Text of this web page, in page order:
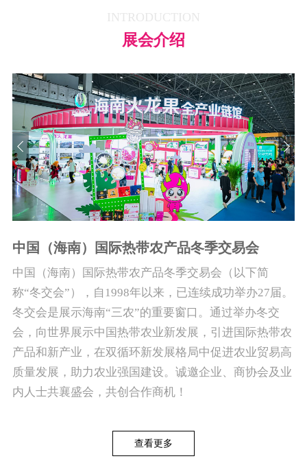
INTRODUCTION
展会介绍
中国（海南）国际热带农产品冬季交易会
中国（海南）国际热带农产品冬季交易会（以下简
称“冬交会”），自1998年以来，已连续成功举办27届。
冬交会是展示海南“三农”的重要窗口。通过举办冬交
会，向世界展示中国热带农业新发展，引进国际热带农
产品和新产业，在双循环新发展格局中促进农业贸易高
质量发展，助力农业强国建设。诚邀企业、商协会及业
内人士共襄盛会，共创合作商机！
查看更多